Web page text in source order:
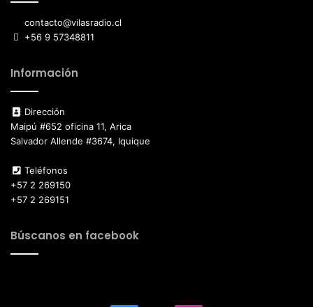
contacto@vilasradio.cl
+56 9 57348811
Información
Dirección
Maipú #652 oficina 11, Arica
Salvador Allende #3674, Iquique
Teléfonos
+57 2 269150
+57 2 269151
Búscanos en facebook